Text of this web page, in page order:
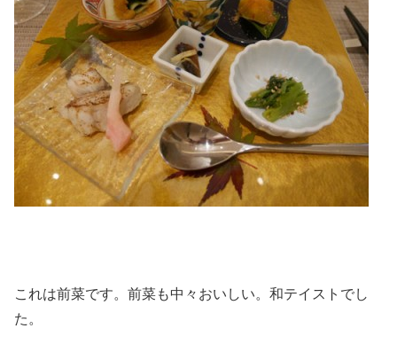
これは前菜です。前菜も中々おいしい。和テイストでし
た。